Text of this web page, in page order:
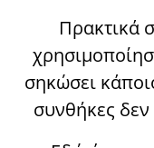
Πρακτικά
σηκώσει
συνθήκες